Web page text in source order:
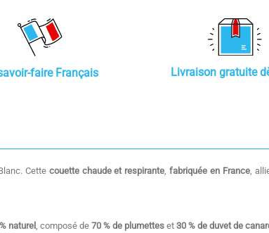
faire Français Livraison gratuite
Cette couette chaude et respirante ,fabriquée en France ,
naturel , composé de 70 % de plumettes et 30 % de duvet de